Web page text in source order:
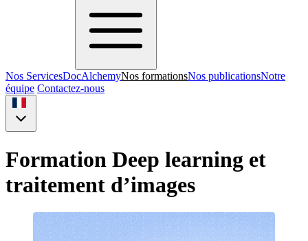
Nos ServicesDocAlchemyNos formationsNos publicationsNotre
équipe Contactez-nous
Formation Deep learning et
traitement d’images